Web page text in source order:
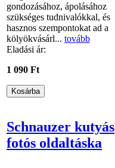
gondozásához, ápolásához
szükséges tudnivalókkal, és
hasznos szempontokat ad a
kölyökvásárl... tovább
Eladási ár:
1 090 Ft
Schnauzer kutyás
fotós oldaltáska